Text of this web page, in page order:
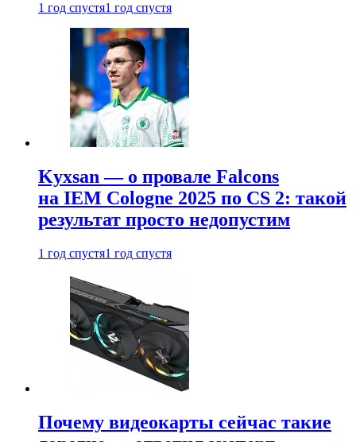
1 год спустя1 год спустя
Kyxsan — о провале Falcons
на IEM Cologne 2025 по CS 2: такой
результат просто недопустим
1 год спустя1 год спустя
Почему видеокарты сейчас такие